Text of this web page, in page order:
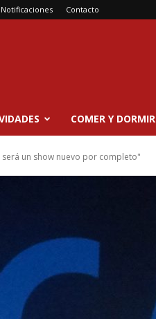
Notificaciones Contacto
COMER Y DORMIR
será un show nuevo por completo"